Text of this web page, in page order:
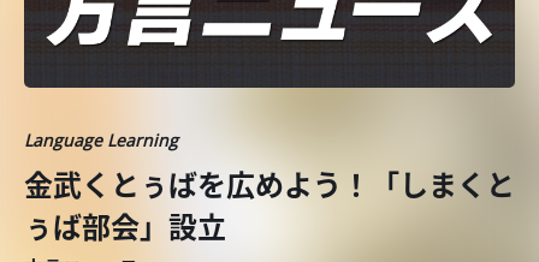
Language Learning
金武くとぅばを広めよう！「しまくと
ぅば部会」設立